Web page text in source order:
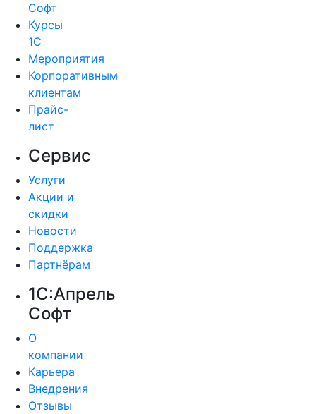
Софт
Курсы
1С
Мероприятия
Корпоративным
клиентам
Прайс-
лист
Сервис
Услуги
Акции и
скидки
Новости
Поддержка
Партнёрам
1С:Апрель
Софт
О
компании
Карьера
Внедрения
Отзывы